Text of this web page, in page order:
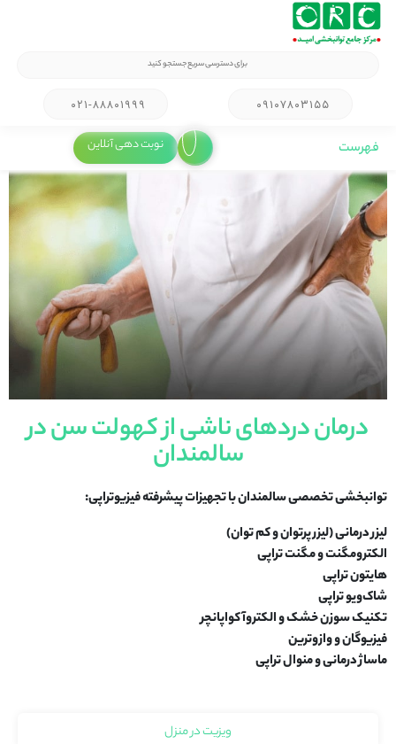
۰۲۱-۸۸۸۰۱۹۹۹ ۰۹۱۰۷۸۰۳۱۵۵
فهرست نوبت دهی آنلاین
درمان دردهای ناشی از کهولت سن در
سالمندان
توانبخشی تخصصی سالمندان با تجهیزات پیشرفته فیزیوتراپی:
لیزر درمانی (لیزر پرتوان و کم توان)
الکترومگنت و مگنت تراپی
هایتون تراپی
شاک‌ویو تراپی
تکنیک سوزن خشک والکتروآکواپانچر
فیزیوگان ووازوترین
ماساژ درمانی و منوال تراپی
ویزیت در منزل